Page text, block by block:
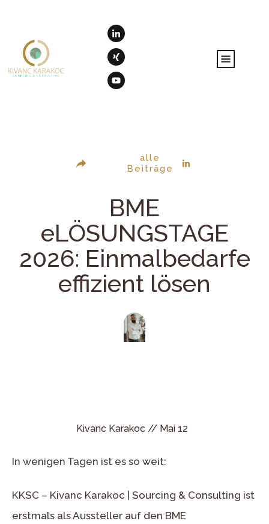
alle
Beiträge
BME
eLÖSUNGSTAGE
2026: Einmalbedarfe
effizient lösen
Kivanc Karakoc // Mai 12
In wenigen Tagen ist es so weit:
KKSC – Kivanc Karakoc | Sourcing & Consulting ist
erstmals als Aussteller auf den BME